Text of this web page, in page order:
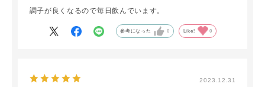
調子が良くなるので毎日飲んでいます。
参考になった 0 Like! 0
2023.12.31